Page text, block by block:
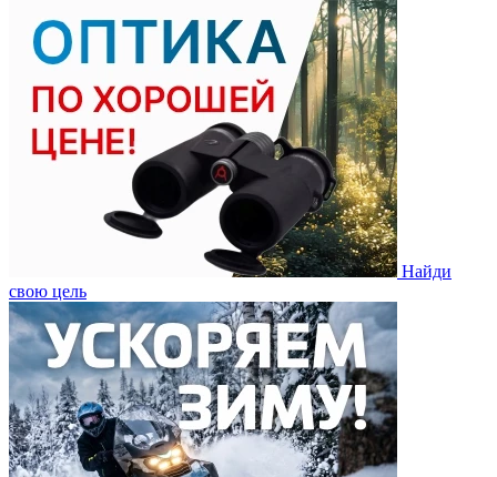
Найди
свою цель